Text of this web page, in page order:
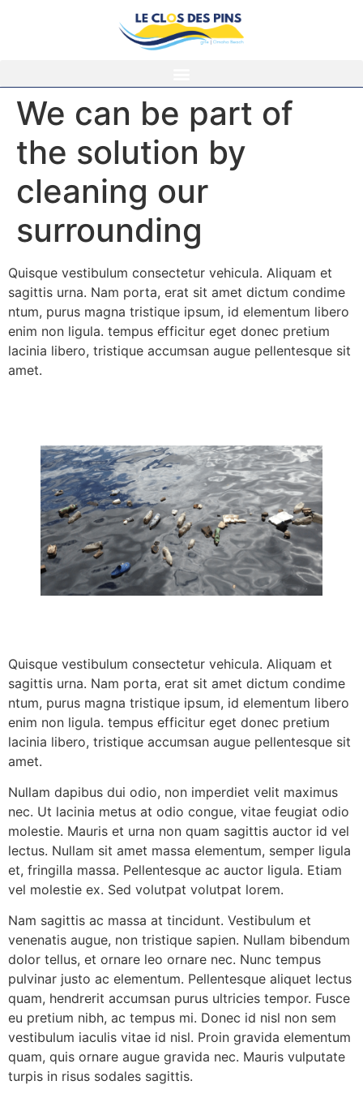
We can be part of
the solution by
cleaning our
surrounding
Quisque vestibulum consectetur vehicula. Aliquam et
sagittis urna. Nam porta, erat sit amet dictum condime
ntum, purus magna tristique ipsum, id elementum libero
enim non ligula. tempus efficitur eget donec pretium
lacinia libero, tristique accumsan augue pellentesque sit
amet.
Quisque vestibulum consectetur vehicula. Aliquam et
sagittis urna. Nam porta, erat sit amet dictum condime
ntum, purus magna tristique ipsum, id elementum libero
enim non ligula. tempus efficitur eget donec pretium
lacinia libero, tristique accumsan augue pellentesque sit
amet.
Nullam dapibus dui odio, non imperdiet velit maximus
nec. Ut lacinia metus at odio congue, vitae feugiat odio
molestie. Mauris et urna non quam sagittis auctor id vel
lectus. Nullam sit amet massa elementum, semper ligula
et, fringilla massa. Pellentesque ac auctor ligula. Etiam
vel molestie ex. Sed volutpat volutpat lorem.
Nam sagittis ac massa at tincidunt. Vestibulum et
venenatis augue, non tristique sapien. Nullam bibendum
dolor tellus, et ornare leo ornare nec. Nunc tempus
pulvinar justo ac elementum. Pellentesque aliquet lectus
quam, hendrerit accumsan purus ultricies tempor. Fusce
eu pretium nibh, ac tempus mi. Donec id nisl non sem
vestibulum iaculis vitae id nisl. Proin gravida elementum
quam, quis ornare augue gravida nec. Mauris vulputate
turpis in risus sodales sagittis.